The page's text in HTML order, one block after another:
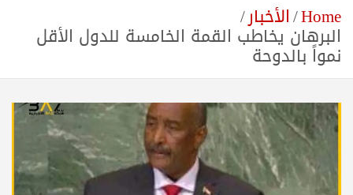
Home الأخبار
البرهان يخاطب القمة الخامسة للدول الأقل
نمواً بالدوحة